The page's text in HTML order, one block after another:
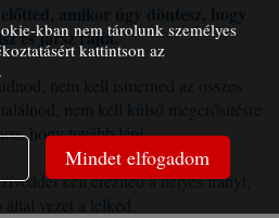
amikor úgy döntesz, hogy
és jársz rajta.
nem kell ismerned az összes
nem kell külső megerősítésre
hogy tovább lépj.
kell érezned a helyes irányt,
által vezet a lelked.
kban nem tárolunk személyes
kattintson az
.
Mindet elfogadom